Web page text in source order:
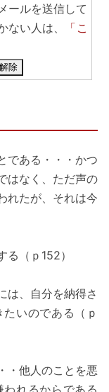
ールを送信して
ない人は、
「こ
除
である・・・かつ
はなく、ただ声の
れたが、それは今
る（ｐ152）
は、自分を納得さ
いのである（ｐ
・他人のことを悪